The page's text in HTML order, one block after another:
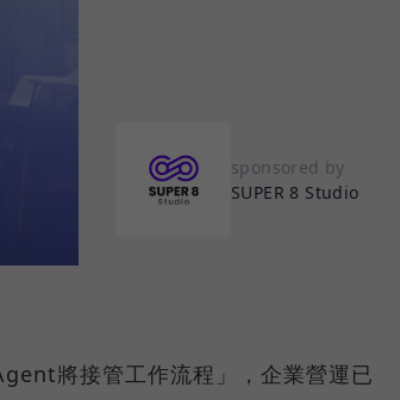
sponsored by
SUPER 8 Studio
將接管工作流程」，企業營運已